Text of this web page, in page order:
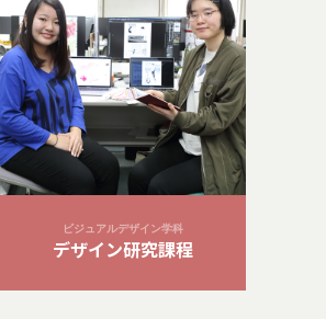
ビジュアルデザイン学科
デザイン研究課程